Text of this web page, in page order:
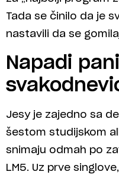
Tada se činilo da je
nastavili da se
Napadi
Jesy je zajedno sa
šestom studijskom
snimaju odmah po
LM5. Uz prve